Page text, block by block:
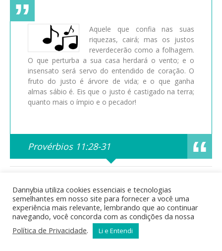
Aquele que confia nas suas
riquezas, cairá; mas os justos
reverdecerão como a folhagem.
O que perturba a sua casa herdará o vento; e o
insensato será servo do entendido de coração. O
fruto do justo é árvore de vida; e o que ganha
almas sábio é. Eis que o justo é castigado na terra;
quanto mais o ímpio e o pecador!
Provérbios 11:28-31
acontecimentos bíblicos,Ada,Adão,águas do dilúvio,animais
na arca,arca,Arca de Noé,arqueologia bíblica,Bíblia,bíblia
online, Caim,Cainã,calendário bíblico,Cão,catástrofe bíblica,
cronologia bíblica,descendentes de Adão ,Dilúvio,Enoque
Enos,ensinamentos bíblicos estudo bíblico
genealogia bíblica,gênesis,geografia bíblica
Dannybia utiliza cookies essenciais e tecnologias
semelhantes em nosso site para fornecer a você uma
experiência mais relevante, lembrando que ao continuar
navegando, você concorda com as condições da nossa
Política de Privacidade. Li e Entendi